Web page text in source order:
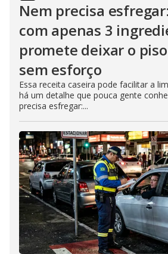
Nem precisa
com apenas 3
promete deixar o
sem esforço
Essa receita caseira pode facilitar a
há um detalhe que pouca gente
precisa esfregar:...